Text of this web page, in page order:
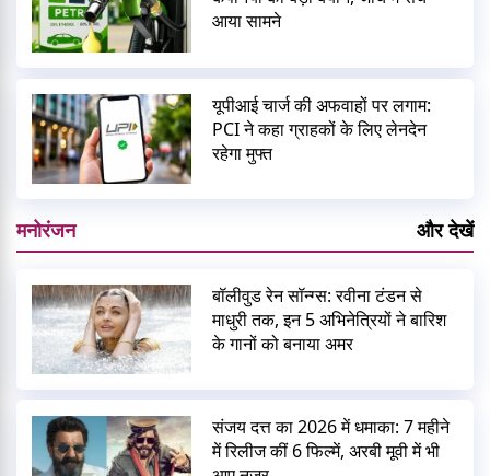
आया सामने
यूपीआई चार्ज की अफवाहों पर लगाम:
PCI ने कहा ग्राहकों के लिए लेनदेन
रहेगा मुफ्त
मनोरंजन और देखें
बॉलीवुड रेन सॉन्ग्स: रवीना टंडन से
माधुरी तक, इन 5 अभिनेत्रियों ने बारिश
के गानों को बनाया अमर
संजय दत्त का 2026 में धमाका: 7 महीने
में रिलीज कीं 6 फिल्में, अरबी मूवी में भी